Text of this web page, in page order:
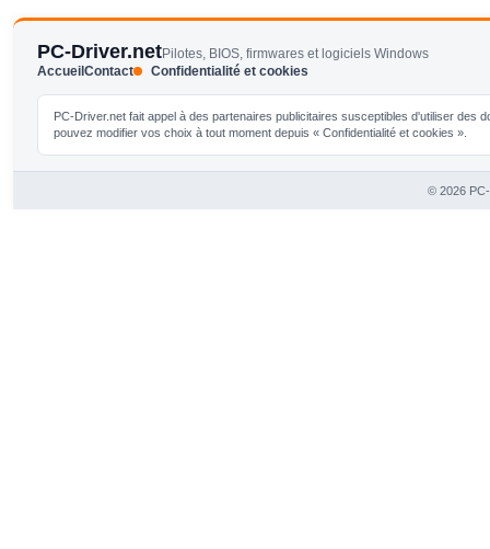
PC-Driver.netPilotes, BIOS, firmwares et logiciels Windows
AccueilContact Confidentialité et cookies
PC-Driver.net fait appel à des partenaires publicitaires susceptibles d'utiliser
pouvez modifier vos choix à tout moment depuis « Confidentialité et cookies ».
© 2026